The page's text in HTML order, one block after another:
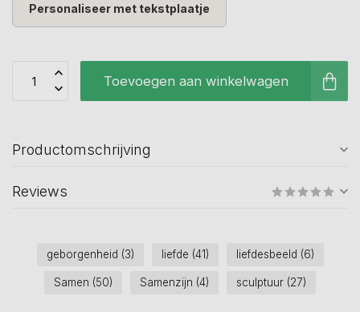
Personaliseer met tekstplaatje
Toevoegen aan winkelwagen
Productomschrijving
Reviews
geborgenheid (3) liefde (41) liefdesbeeld (6)
Samen (50) Samenzijn (4) sculptuur (27)